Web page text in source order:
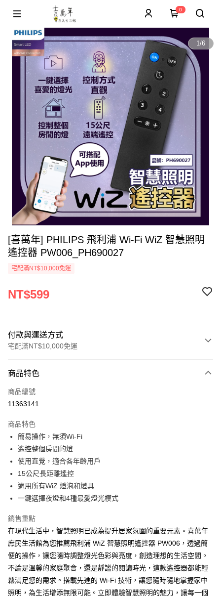
0
1/6
[喜萬年] PHILIPS 飛利浦 Wi-Fi WiZ 智慧照明
遙控器 PW006_PH690027
宅配滿NT$10,000免運
NT$599
付款與運送方式
宅配滿NT$10,000免運
信用卡一次付款
超商取貨付款
運送方式
全家取貨付款
每筆NT$60
7-11取貨付款
每筆NT$60
宅配
每筆NT$160，滿NT$10,000(含以上)免運費
商品特色
商品編號
11363141
商品特色
簡易操作，無須Wi-Fi
遙控整個房間的燈
使用直覺，適合各年齡用戶
15公尺長距離遙控
適用所有WiZ 燈泡和燈具
一鍵選擇夜燈和4種最愛燈光模式
銷售重點
在現代生活中，智慧照明已成為提升居家氛圍的重要元素。喜萬年
庶民生活館為您推薦飛利浦 WiZ 智慧照明遙控器 PW006，透過簡
便的操作，讓您隨時調整燈光色彩與亮度，創造理想的生活空間。
不論是溫馨的家庭聚會，還是靜謐的閱讀時光，這款遙控器都能輕
鬆滿足您的需求。搭載先進的 Wi-Fi 技術，讓您隨時隨地掌握家中
照明，為生活增添無限可能。立即體驗智慧照明的魅力，讓每一個